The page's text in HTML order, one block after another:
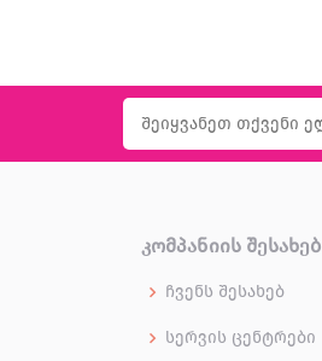
ᲙᲝᲛᲞᲐᲜᲘᲘᲡ ᲨᲔᲡᲐᲮᲔᲑ
ჩვენს შესახებ
სერვის ცენტრები